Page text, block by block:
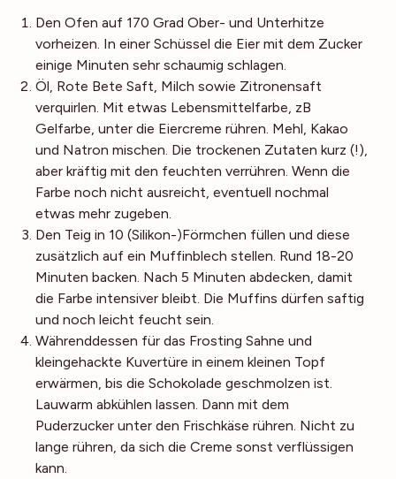
Den Ofen auf 170 Grad Ober- und Unterhitze
vorheizen. In einer Schüssel die Eier mit dem Zucker
einige Minuten sehr schaumig schlagen.
Öl, Rote Bete Saft, Milch sowie Zitronensaft
verquirlen. Mit etwas Lebensmittelfarbe, zB
Gelfarbe, unter die Eiercreme rühren. Mehl, Kakao
und Natron mischen. Die trockenen Zutaten kurz (!),
aber kräftig mit den feuchten verrühren. Wenn die
Farbe noch nicht ausreicht, eventuell nochmal
etwas mehr zugeben.
Den Teig in 10 (Silikon-)Förmchen füllen und diese
zusätzlich auf ein Muffinblech stellen. Rund 18-20
Minuten backen. Nach 5 Minuten abdecken, damit
die Farbe intensiver bleibt. Die Muffins dürfen saftig
und noch leicht feucht sein.
Währenddessen für das Frosting Sahne und
kleingehackte Kuvertüre in einem kleinen Topf
erwärmen, bis die Schokolade geschmolzen ist.
Lauwarm abkühlen lassen. Dann mit dem
Puderzucker unter den Frischkäse rühren. Nicht zu
lange rühren, da sich die Creme sonst verflüssigen
kann.